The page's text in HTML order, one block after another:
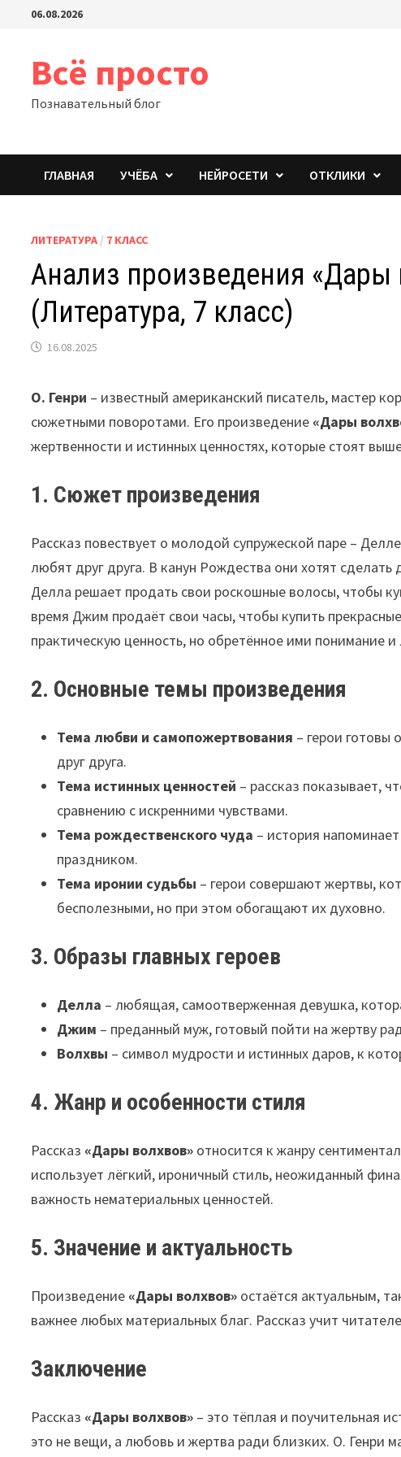
Перейти06.08.2026
Всё просто
Познавательный блог
ГЛАВНАЯ УЧЁБА НЕЙРОСЕТИ ОТКЛИКИ
ЛИТЕРАТУРА / 7 КЛАСС
Анализ произведения «Дары
(Литература, 7 класс)
16.08.2025
О. Генри – известный американский писатель, мастер
сюжетными поворотами. Его произведение «Дары
жертвенности и истинных ценностях, которые стоят
1. Сюжет произведения
Рассказ повествует о молодой супружеской паре –
любят друг друга. В канун Рождества они хотят
Делла решает продать свои роскошные волосы, чтобы
время Джим продаёт свои часы, чтобы купить
практическую ценность, но обретённое ими понимание
2. Основные темы произведения
Тема любви и самопожертвования – герои готовы
друг друга.
Тема истинных ценностей – рассказ показывает,
сравнению с искренними чувствами.
Тема рождественского чуда – история
праздником.
Тема иронии судьбы – герои совершают жертвы,
бесполезными, но при этом обогащают их духовно.
3. Образы главных героев
Делла – любящая, самоотверженная девушка,
Джим – преданный муж, готовый пойти на жертву
Волхвы – символ мудрости и истинных даров, к
4. Жанр и особенности стиля
Рассказ «Дары волхвов» относится к жанру
использует лёгкий, ироничный стиль, неожиданный
важность нематериальных ценностей.
5. Значение и актуальность
Произведение «Дары волхвов» остаётся актуальным,
важнее любых материальных благ. Рассказ учит
Заключение
Рассказ «Дары волхвов» – это тёплая и поучительная
это не вещи, а любовь и жертва ради близких. О. Генри